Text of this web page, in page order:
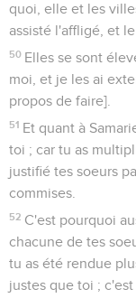
quoi, elle et les
assisté l'affligé, et le
50 Elles se sont
moi, et je les ai
propos de faire].
51 Et quant à
toi ; car tu as
justifié tes soeurs
commises.
52 C'est pourquoi
chacune de tes
tu as été rendue
justes que toi ;